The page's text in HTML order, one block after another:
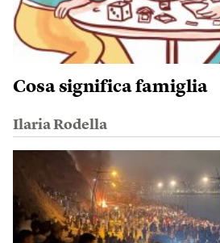
Cosa significa famiglia
Ilaria Rodella